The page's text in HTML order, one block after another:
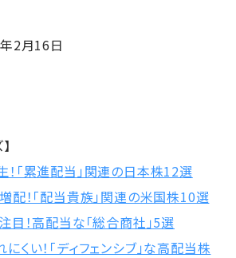
2月16日
「累進配当」関連の日本株12選
配！「配当貴族」関連の米国株10選
目！高配当な「総合商社」5選
くい！「ディフェンシブ」な高配当株